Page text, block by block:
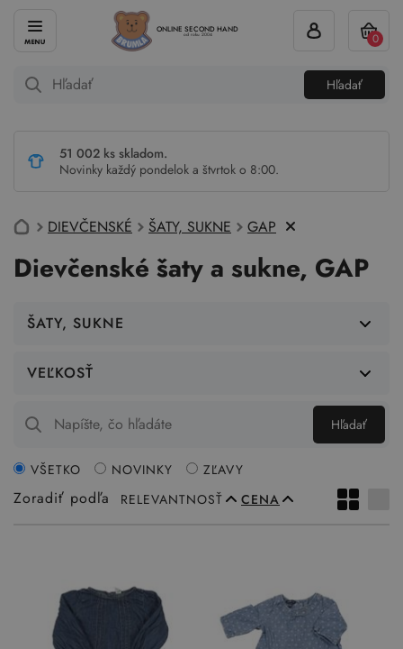
ONLINE SECOND HAND
od roku 2004
Hľadať
0
51 002 ks skladom.
Novinky každý pondelok a štvrtok o 8:00.
DIEVČENSKÉ ŠATY, SUKNE GAP
Dievčenské šaty a sukne, GAP
ŠATY, SUKNE
VEĽKOSŤ
Hľadať
Zoradiť podľa RELEVANTNOSŤ CENA
VŠETKO NOVINKY ZĽAVY